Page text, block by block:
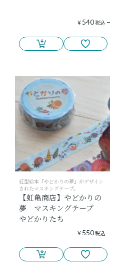
¥ 540税込
紅型絵本『やどかりの夢』がデザイン
されたマスキングテープ。
【虹亀商店】やどかりの
夢 マスキングテープ
やどかりたち
¥ 550税込